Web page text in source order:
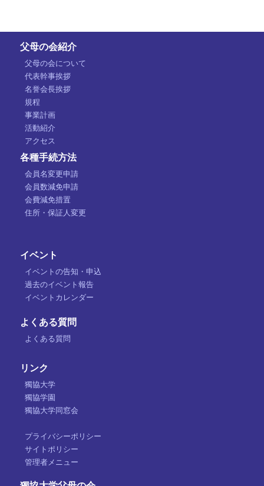
父母の会紹介
父母の会について
代表幹事挨拶
名誉会長挨拶
規程
事業計画
活動紹介
アクセス
各種手続方法
会員名変更申請
会員数減免申請
会費減免措置
住所・保証人変更
イベント
イベントの告知・申込
過去のイベント報告
イベントカレンダー
よくある質問
よくある質問
リンク
獨協大学
獨協学園
獨協大学同窓会
プライバシーポリシー
サイトポリシー
管理者メニュー